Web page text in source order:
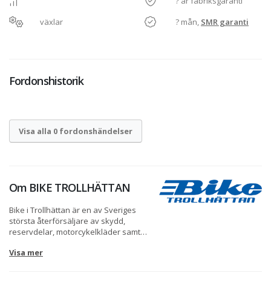
växlar
? mån, SMR garanti
Fordonshistorik
Visa alla 0 fordonshändelser
Om BIKE TROLLHÄTTAN
Bike i Trollhättan är en av Sveriges
största återförsäljare av skydd,
reservdelar, motorcykelkläder samt
Davidson, Kawasaki, KTM och
Visa mer